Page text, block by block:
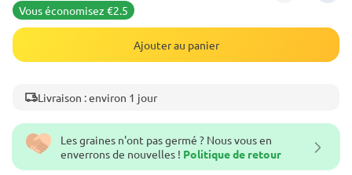
Les graines n'ont pas germé ? Nous vous en
enverrons de nouvelles ! Politique de retour
Vous économisez €2.5
Ajouter au panier
Livraison : environ 1 jour